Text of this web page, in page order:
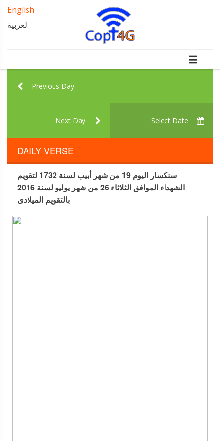
English
العربية
Previous Day
Next Day Select Date
DAILY VERSE
سنكسار اليوم 19 من شهر أبيب لسنة 1732 لتقويم
الشهداء الموافق الثلاثاء 26 من شهر يوليو لسنة 2016
بالتقويم الميلادى